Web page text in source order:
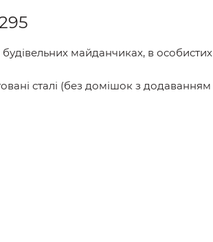
майданчиках, в особистих
сталі (без домішок з додаванням